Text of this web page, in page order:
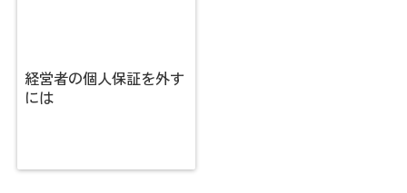
経営者の個人保証を外す
には